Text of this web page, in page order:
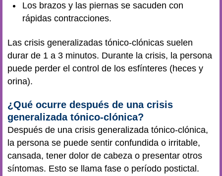
Los brazos y las piernas se sacuden con
rápidas contracciones.
Las crisis generalizadas tónico-clónicas suelen
durar de 1 a 3 minutos. Durante la crisis, la persona
puede perder el control de los esfínteres (heces y
orina).
¿Qué ocurre después de una crisis
generalizada tónico-clónica?
Después de una crisis generalizada tónico-clónica,
la persona se puede sentir confundida o irritable,
cansada, tener dolor de cabeza o presentar otros
síntomas. Esto se llama fase o período postictal.